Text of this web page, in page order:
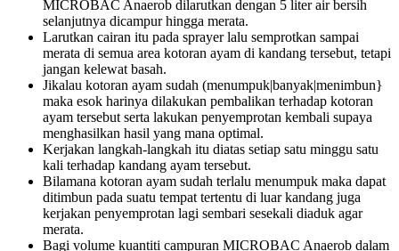
MICROBAC Anaerob dilarutkan dengan 5 liter air bersih
selanjutnya dicampur hingga merata.
Larutkan cairan itu pada sprayer lalu semprotkan sampai
merata di semua area kotoran ayam di kandang tersebut, tetapi
jangan kelewat basah.
Jikalau kotoran ayam sudah (menumpuk|banyak|menimbun}
maka esok harinya dilakukan pembalikan terhadap kotoran
ayam tersebut serta lakukan penyemprotan kembali supaya
menghasilkan hasil yang mana optimal.
Kerjakan langkah-langkah itu diatas setiap satu minggu satu
kali terhadap kandang ayam tersebut.
Bilamana kotoran ayam sudah terlalu menumpuk maka dapat
ditimbun pada suatu tempat tertentu di luar kandang juga
kerjakan penyemprotan lagi sembari sesekali diaduk agar
merata.
Bagi volume kuantiti campuran MICROBAC Anaerob dalam